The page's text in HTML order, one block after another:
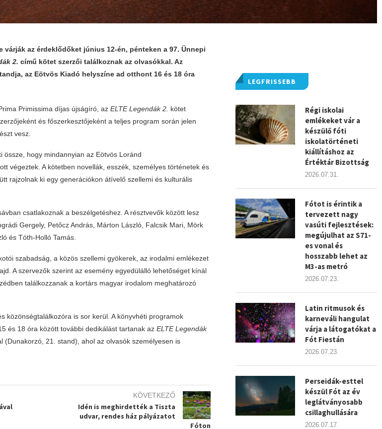
várják az érdeklődőket június 12-én, pénteken a 97. Ünnepi
2. című kötet szerzői találkoznak az olvasókkal. Az
az Eötvös Kiadó helyszíne ad otthont 16 és 18 óra
Primissima díjas újságíró, az ELTE Legendák 2. kötet
és főszerkesztőjeként a teljes program során jelen
vesz.
össze, hogy mindannyian az Eötvös Loránd
végeztek. A kötetben novellák, esszék, személyes történetek és
rajzolnak ki egy generációkon átívelő szellemi és kulturális
csatlakoznak a beszélgetéshez. A résztvevők között lesz
Gergely, Petőcz András, Márton László, Falcsik Mari, Mörk
és Tóth-Holló Tamás.
szabadság, a közös szellemi gyökerek, az irodalmi emlékezet
A szervezők szerint az esemény egyedülálló lehetőséget kínál
találkozzanak a kortárs magyar irodalom meghatározó
közönségtalálkozóra is sor kerül. A könyvhéti programok
és 18 óra között további dedikálást tartanak az ELTE Legendák
(Dunakorzó, 21. stand), ahol az olvasók személyesen is
KÖVETKEZŐ
Idén is meghirdették a Tiszta
udvar, rendes ház pályázatot
Fóton
LEGFRISSEBB
Régi iskolai
emlékeket vár a
készülő fóti
iskolatörténeti
kiállításhoz az
Értéktár Bizottság
2026.07.31.
Fótot is érintik a
tervezett nagy
vasúti fejlesztések:
megújulhat az S71-
es vonal és
hosszabb lehet az
M3-as metró
2026.07.23.
Latin ritmusok és
karneváli hangulat
várja a látogatókat a
Fót Fiestán
2026.07.23.
Perseidák-esttel
készül Fót az év
leglátványosabb
csillaghullására
2026.07.17.